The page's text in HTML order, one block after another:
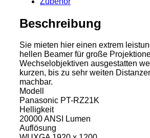
Beschreibung
Sie mieten hier einen extrem
hellen Beamer für große
Wechselobjektiven ausgestatten
kurzen, bis zu sehr weiten
machbar.
Modell
Panasonic PT-RZ21K
Helligkeit
20000 ANSI Lumen
Auflösung